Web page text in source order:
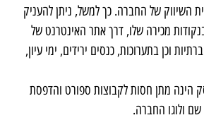
השיווק של החברה. כך למשל, ניתן להעניק
מכירה שלו, דרך אתר האינטרנט של
וכן בתערוכות, כנסים ירידים, ימי עיון,
הינה מתן חסות לקבוצות ספורט והדפסת
ולוגו החברה.